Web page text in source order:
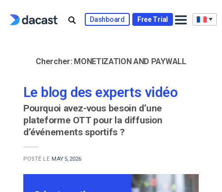
Dashboard Free Trial
Chercher: MONETIZATION AND PAYWALL
Le blog des experts vidéo
Pourquoi avez-vous besoin d’une
plateforme OTT pour la diffusion
d’événements sportifs ?
POSTÉ LE MAY 5, 2026